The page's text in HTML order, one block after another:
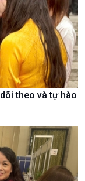
& Biển đảo
nghiệp & Biển
giới và hải
đảo Việt
theo và tự hào